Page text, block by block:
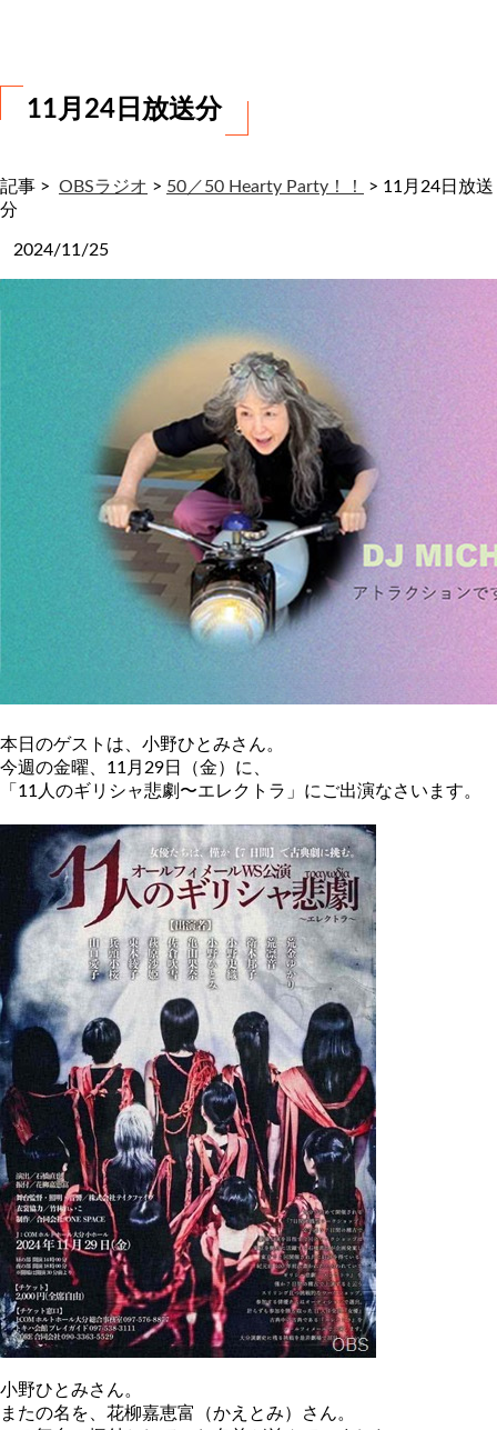
11月24日放送分
記事 > OBSラジオ > 50／50 Hearty Party！！ > 11月24日放送
分
2024/11/25
本日のゲストは、小野ひとみさん。
今週の金曜、11月29日（金）に、
「11人のギリシャ悲劇〜エレクトラ」にご出演なさいます。
小野ひとみさん。
またの名を、花柳嘉恵富（かえとみ）さん。